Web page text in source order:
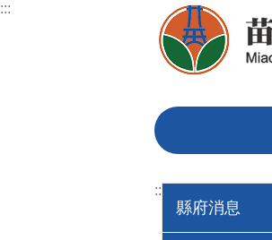
跳到主要內容區塊
:::
:::
縣府消息